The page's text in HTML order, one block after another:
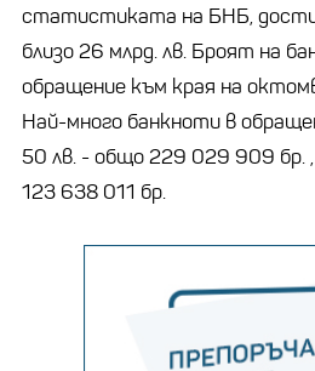
статистиката на БНБ,
близо 26 млрд. лв. Броят на
обращение към края на
Най-много банкноти в
50 лв. - общо 229 029 909 бр.
123 638 011 бр.